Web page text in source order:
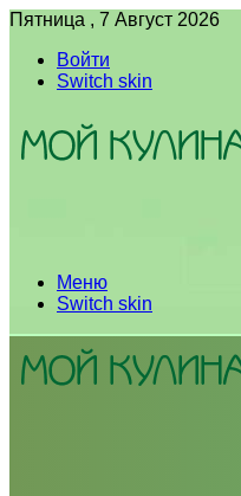
Пятница , 7 Август 2026
Войти
Switch skin
Меню
Switch skin